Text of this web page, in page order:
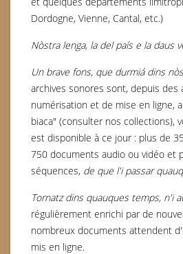
Dordogne, Vienne, Cantal, etc.)
Nòstra lenga, la del país e la daus
Un brave fons, que durmiá dins
archives sonores sont, depuis des
numérisation et de mise en ligne,
biaca" (consulter nos collections),
est disponible à ce jour : plus de
750 documents audio ou vidéo et
séquences, de que l'i passar
Tornatz dins quauques temps, n'i
régulièrement enrichi par de
nombreux documents attendent
mis en ligne.